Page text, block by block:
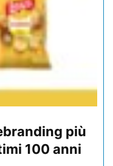
più
100 anni